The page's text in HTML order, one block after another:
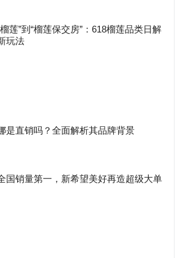
莲”到“榴莲保交房”：618榴莲品类日解
玩法
是直销吗？全面解析其品牌背景
国销量第一，新希望美好再造超级大单